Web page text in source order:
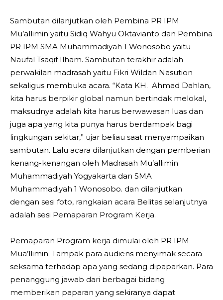
Sambutan dilanjutkan oleh Pembina PR IPM
Mu’allimin yaitu Sidiq Wahyu Oktavianto dan Pembina
PR IPM SMA Muhammadiyah 1 Wonosobo yaitu
Naufal Tsaqif Ilham. Sambutan terakhir adalah
perwakilan madrasah yaitu Fikri Wildan Nasution
sekaligus membuka acara. “Kata KH. Ahmad Dahlan,
kita harus berpikir global namun bertindak melokal,
maksudnya adalah kita harus berwawasan luas dan
juga apa yang kita punya harus berdampak bagi
lingkungan sekitar,” ujar beliau saat menyampaikan
sambutan. Lalu acara dilanjutkan dengan pemberian
kenang-kenangan oleh Madrasah Mu’allimin
Muhammadiyah Yogyakarta dan SMA
Muhammadiyah 1 Wonosobo. dan dilanjutkan
dengan sesi foto, rangkaian acara Belitas selanjutnya
adalah sesi Pemaparan Program Kerja.
Pemaparan Program kerja dimulai oleh PR IPM
Mua’llimin. Tampak para audiens menyimak secara
seksama terhadap apa yang sedang dipaparkan. Para
penanggung jawab dari berbagai bidang
memberikan paparan yang sekiranya dapat